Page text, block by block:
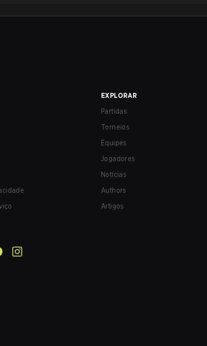
EXPLORAR
Partidas
Torneios
Equipes
Jogadores
Notícias
Authors
Artigos